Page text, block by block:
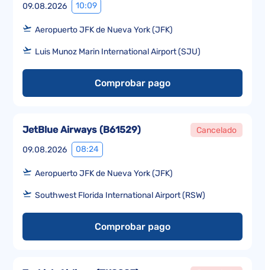
09.08.2026 10:09
Aeropuerto JFK de Nueva York (JFK)
Luis Munoz Marin International Airport (SJU)
Comprobar pago
09.08.2026 08:24
JetBlue Airways (B61529) Cancelado
Aeropuerto JFK de Nueva York (JFK)
Southwest Florida International Airport (RSW)
Comprobar pago